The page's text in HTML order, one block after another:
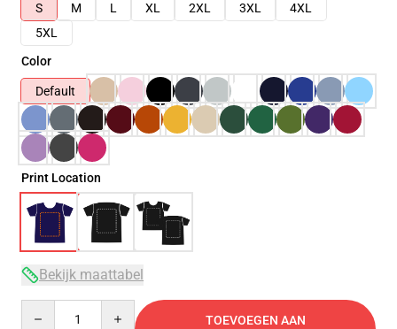
S
M L XL 2XL 3XL
4XL
5XL
Color
Default
Print Location
Bekijk maattabel
TOEVOEGEN AAN